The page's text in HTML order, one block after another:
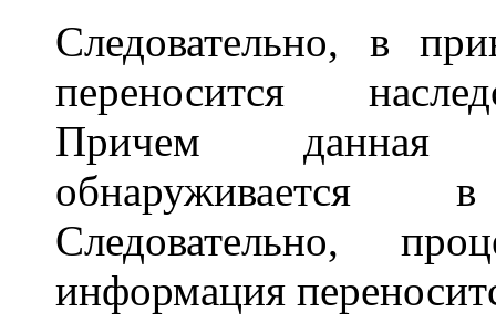
Следовательно, в
переносится
Причем данная
Следовательно,
информация